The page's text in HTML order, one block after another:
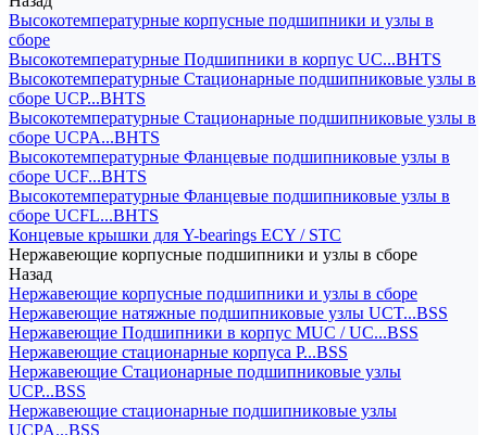
Высокотемпературные корпусные подшипники и узлы в
сборе
Высокотемпературные Подшипники в корпус UC...BHTS
Высокотемпературные Стационарные подшипниковые узлы в
сборе UCP...BHTS
Высокотемпературные Стационарные подшипниковые узлы в
сборе UCPA...BHTS
Высокотемпературные Фланцевые подшипниковые узлы в
сборе UCF...BHTS
Высокотемпературные Фланцевые подшипниковые узлы в
сборе UCFL...BHTS
Концевые крышки для Y-bearings ECY / STC
Нержавеющие корпусные подшипники и узлы в сборе
Назад
Нержавеющие корпусные подшипники и узлы в сборе
Нержавеющие натяжные подшипниковые узлы UCT...BSS
Нержавеющие Подшипники в корпус MUC / UC...BSS
Нержавеющие стационарные корпуса P...BSS
Нержавеющие Стационарные подшипниковые узлы
UCP...BSS
Нержавеющие стационарные подшипниковые узлы
UCPA...BSS